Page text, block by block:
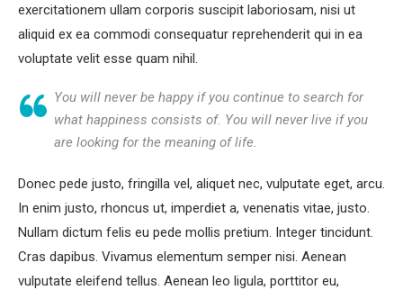
exercitationem ullam corporis suscipit laboriosam, nisi ut
aliquid ex ea commodi consequatur reprehenderit qui in ea
voluptate velit esse quam nihil.
You will never be happy if you continue to search for
what happiness consists of. You will never live if you
are looking for the meaning of life.
Donec pede justo, fringilla vel, aliquet nec, vulputate eget, arcu.
In enim justo, rhoncus ut, imperdiet a, venenatis vitae, justo.
Nullam dictum felis eu pede mollis pretium. Integer tincidunt.
Cras dapibus. Vivamus elementum semper nisi. Aenean
vulputate eleifend tellus. Aenean leo ligula, porttitor eu,